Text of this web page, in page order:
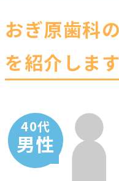
おぎ原歯科
を紹介します
40代
男性